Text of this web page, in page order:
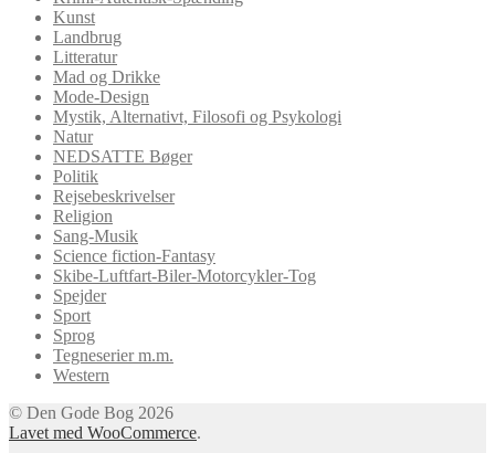
Kunst
Landbrug
Litteratur
Mad og Drikke
Mode-Design
Mystik, Alternativt, Filosofi og Psykologi
Natur
NEDSATTE Bøger
Politik
Rejsebeskrivelser
Religion
Sang-Musik
Science fiction-Fantasy
Skibe-Luftfart-Biler-Motorcykler-Tog
Spejder
Sport
Sprog
Tegneserier m.m.
Western
© Den Gode Bog 2026
Lavet med WooCommerce.